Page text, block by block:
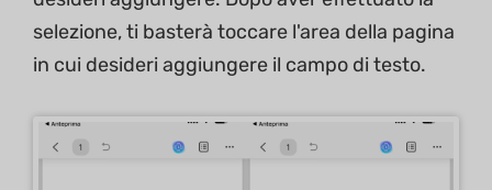
selezione, ti basterà toccare l'area della pagina
in cui desideri aggiungere il campo di testo.